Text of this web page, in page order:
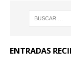
ENTRADAS